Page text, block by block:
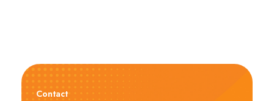
Contact